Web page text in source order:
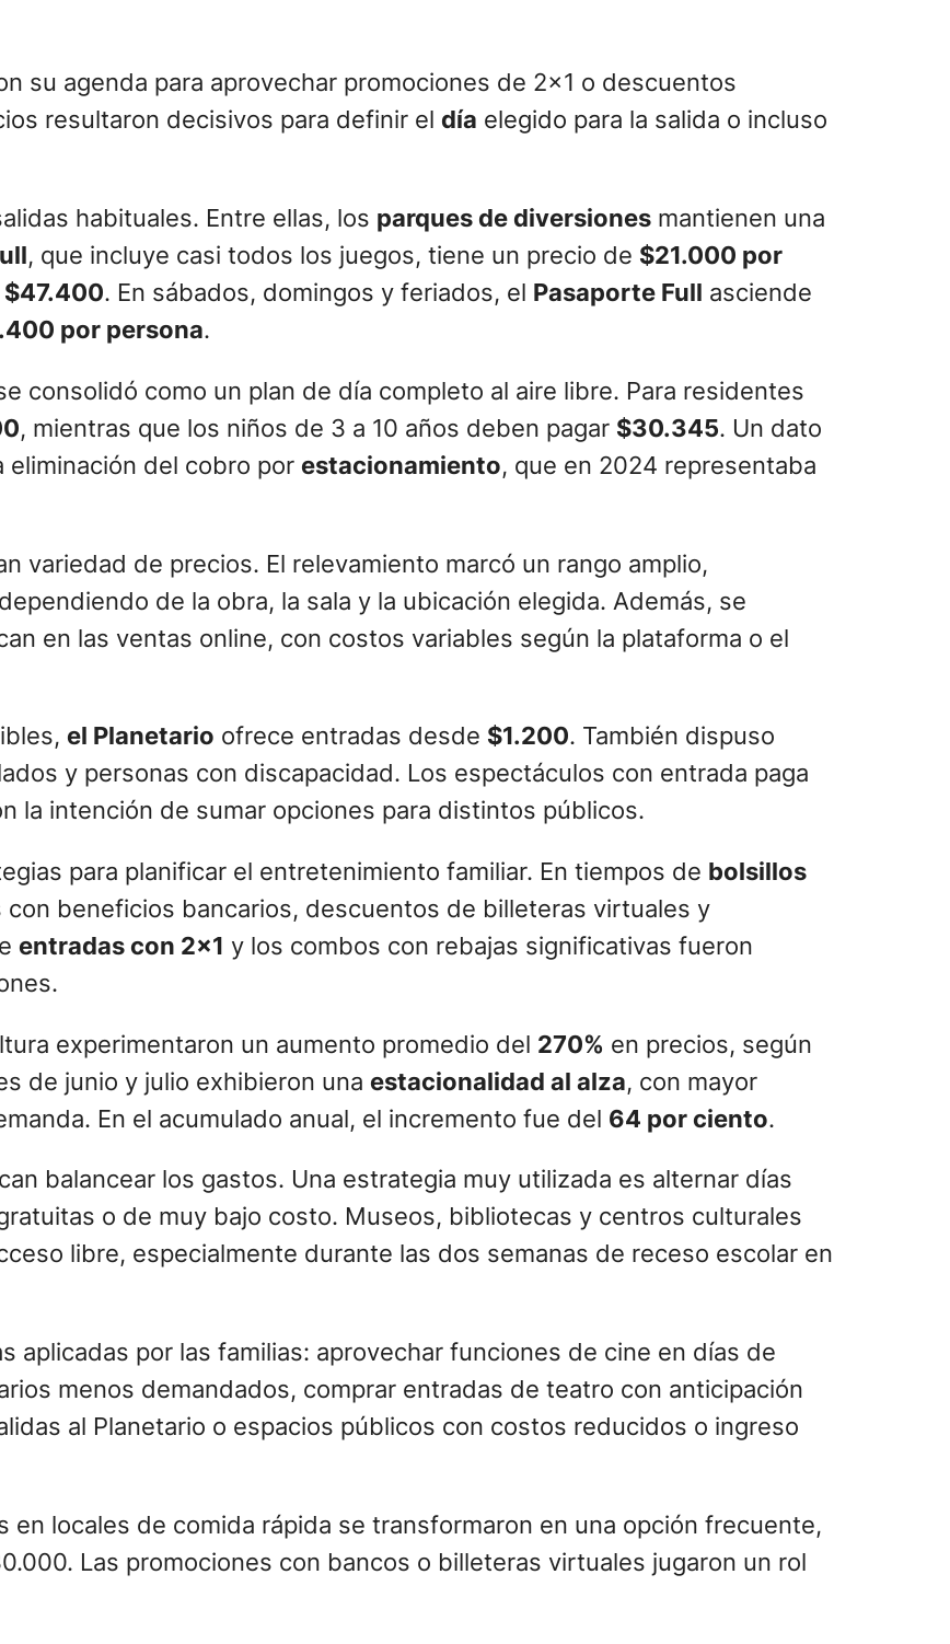
su agenda para aprovechar promociones de 2×1 o descuentos
resultaron decisivos para definir el día elegido para la salida o incluso
habituales. Entre ellas, los parques de diversiones mantienen una
, que incluye casi todos los juegos, tiene un precio de $21.000 por
$47.400. En sábados, domingos y feriados, el Pasaporte Full asciende
por persona.
consolidó como un plan de día completo al aire libre. Para residentes
, mientras que los niños de 3 a 10 años deben pagar $30.345. Un dato
eliminación del cobro por estacionamiento, que en 2024 representaba
variedad de precios. El relevamiento marcó un rango amplio,
de la obra, la sala y la ubicación elegida. Además, se
en las ventas online, con costos variables según la plataforma o el
el Planetario ofrece entradas desde $1.200. También dispuso
y personas con discapacidad. Los espectáculos con entrada paga
la intención de sumar opciones para distintos públicos.
para planificar el entretenimiento familiar. En tiempos de bolsillos
con beneficios bancarios, descuentos de billeteras virtuales y
entradas con 2×1 y los combos con rebajas significativas fueron
experimentaron un aumento promedio del 270% en precios, según
de junio y julio exhibieron una estacionalidad al alza, con mayor
En el acumulado anual, el incremento fue del 64 por ciento.
balancear los gastos. Una estrategia muy utilizada es alternar días
o de muy bajo costo. Museos, bibliotecas y centros culturales
libre, especialmente durante las dos semanas de receso escolar en
aplicadas por las familias: aprovechar funciones de cine en días de
menos demandados, comprar entradas de teatro con anticipación
al Planetario o espacios públicos con costos reducidos o ingreso
en locales de comida rápida se transformaron en una opción frecuente,
Las promociones con bancos o billeteras virtuales jugaron un rol